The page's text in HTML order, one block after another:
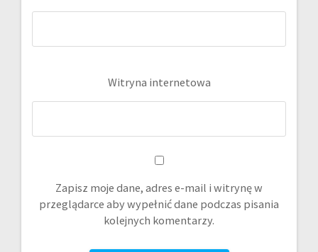
Witryna internetowa
Zapisz moje dane, adres e-mail i witrynę w
przeglądarce aby wypełnić dane podczas pisania
kolejnych komentarzy.